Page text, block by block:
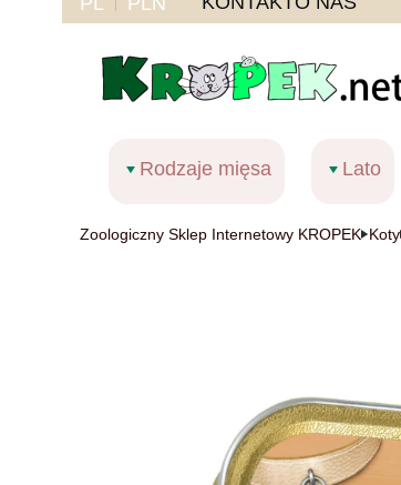
Rodzaje mięsa Lato
Zoologiczny Sklep Internetowy KROPEK Koty